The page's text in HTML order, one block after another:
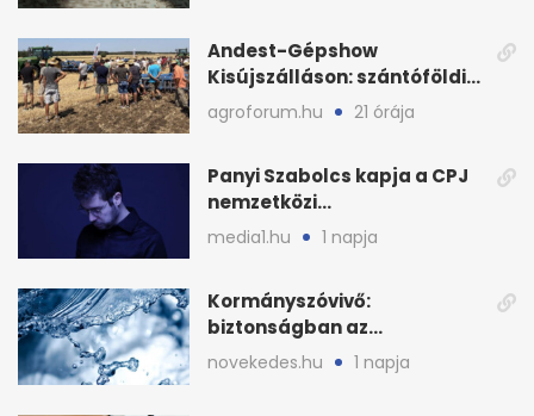
Andest-Gépshow
Kisújszálláson: szántóföldi
bemutató 2026. augusztus
12-én
agroforum.hu 21 órája
Panyi Szabolcs kapja a CPJ
nemzetközi
sajtószabadság-díját
media1.hu 1 napja
Kormányszóvivő:
biztonságban az
ivóvízkészlet, nincs
stratégiai vízhiány
novekedes.hu 1 napja